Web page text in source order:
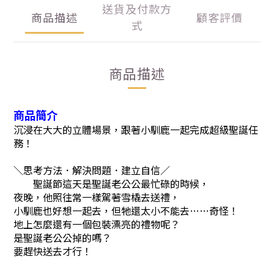
商品描述
送貨及付款方
式
顧客評價
商品描述
商品簡介
沉浸在大大的立體場景，跟著小馴鹿一起完成超級聖誕任
務！
＼思考方法．解決問題．建立自信／
聖誕節這天是聖誕老公公最忙碌的時候，
夜晚，他照往常一樣駕著雪橇去送禮，
小馴鹿也好想一起去，但牠還太小不能去……奇怪！
地上怎麼還有一個包裝漂亮的禮物呢？
是聖誕老公公掉的嗎？
要趕快送去才行！